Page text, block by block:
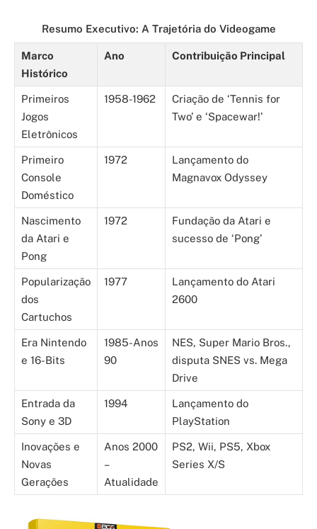
Resumo Executivo: A Trajetória do Videogame
Marco
Histórico
Ano Contribuição Principal
Primeiros
Jogos
Eletrônicos
1958-1962
Criação de ‘Tennis for
Two’ e ‘Spacewar!’
Primeiro
Console
Doméstico
1972
Lançamento do
Magnavox Odyssey
Nascimento
da Atari e
Pong
1972
Fundação da Atari e
sucesso de ‘Pong’
Popularização
dos
Cartuchos
1977
Lançamento do Atari
2600
Era Nintendo
e 16-Bits
1985-Anos
90
NES, Super Mario Bros.,
disputa SNES vs. Mega
Drive
Entrada da
Sony e 3D
1994
Lançamento do
PlayStation
Inovações e
Novas
Gerações
Anos 2000
–
Atualidade
PS2, Wii, PS5, Xbox
Series X/S